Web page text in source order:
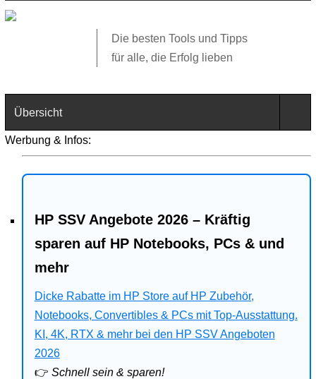
Die besten Tools und Tipps
für alle, die Erfolg lieben
Übersicht
Technik
Web
Business
Angebote
Bitdefender
Werbung & Infos:
HP SSV Angebote 2026 – Kräftig
sparen auf HP Notebooks, PCs & und
mehr
Dicke Rabatte im HP Store auf HP Zubehör,
Notebooks, Convertibles & PCs mit Top-Ausstattung.
KI, 4K, RTX & mehr bei den HP SSV Angeboten
2026
👉 Schnell sein & sparen!